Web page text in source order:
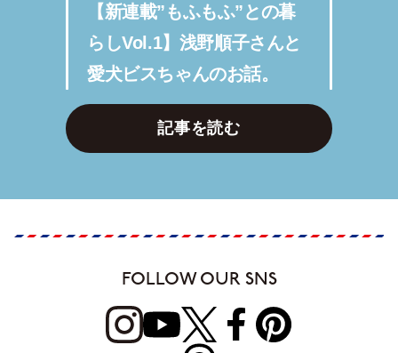
【新連載”もふもふ”との暮
らしVol.1】浅野順子さんと
愛犬ビスちゃんのお話。
記事を読む
FOLLOW OUR SNS